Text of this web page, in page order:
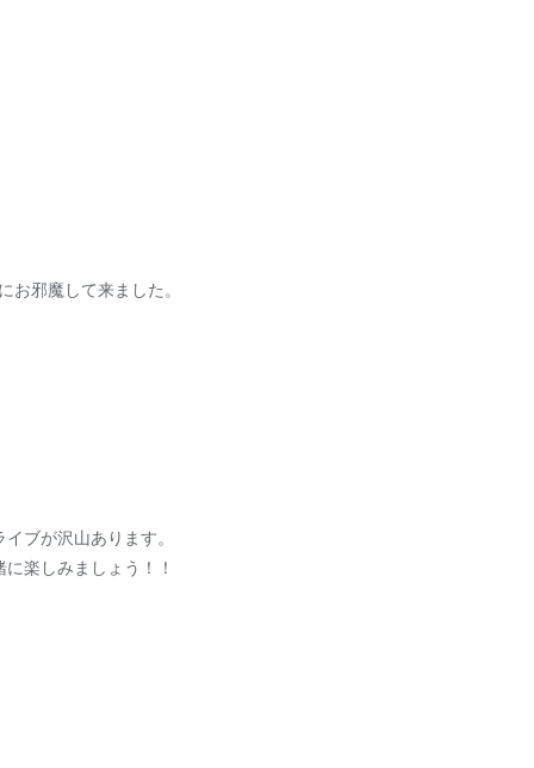
お邪魔して来ました。
ブが沢山あります。
楽しみましょう！！